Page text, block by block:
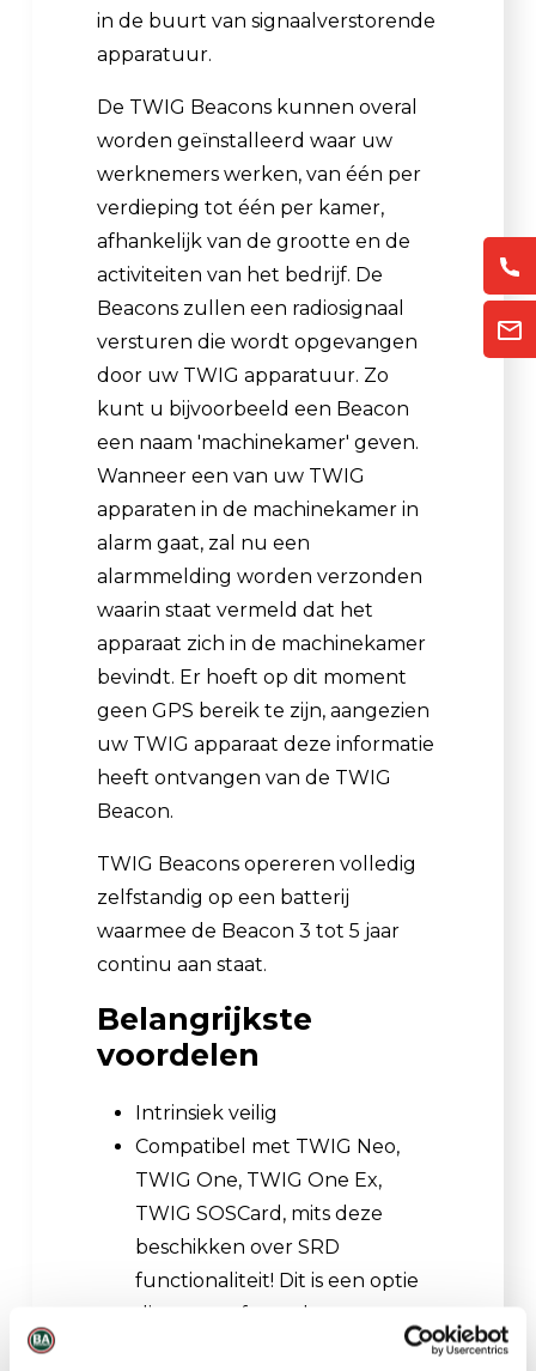
in de buurt van signaalverstorende
apparatuur.
De TWIG Beacons kunnen overal
worden geïnstalleerd waar uw
werknemers werken, van één per
verdieping tot één per kamer,
afhankelijk van de grootte en de
activiteiten van het bedrijf. De
Beacons zullen een radiosignaal
versturen die wordt opgevangen
door uw TWIG apparatuur. Zo
kunt u bijvoorbeeld een Beacon
een naam 'machinekamer' geven.
Wanneer een van uw TWIG
apparaten in de machinekamer in
alarm gaat, zal nu een
alarmmelding worden verzonden
waarin staat vermeld dat het
apparaat zich in de machinekamer
bevindt. Er hoeft op dit moment
geen GPS bereik te zijn, aangezien
uw TWIG apparaat deze informatie
heeft ontvangen van de TWIG
Beacon.
TWIG Beacons opereren volledig
zelfstandig op een batterij
waarmee de Beacon 3 tot 5 jaar
continu aan staat.
Belangrijkste
voordelen
Intrinsiek veilig
Compatibel met TWIG Neo,
TWIG One, TWIG One Ex,
TWIG SOSCard, mits deze
beschikken over SRD
functionaliteit! Dit is een optie
die u voorafgaand aan